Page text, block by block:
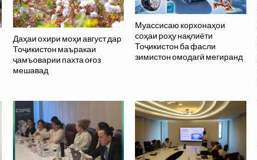
Даҳаи охири моҳи август дар
Тоҷикистон маъракаи
ҷамъоварии пахта оғоз
мешавад
Муассисаю корхонаҳои
соҳаи роҳу нақлиёти
Тоҷикистон ба фасли
зимистон омодагӣ мегиранд